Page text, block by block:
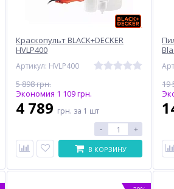
Краскопульт BLACK+DECKER
HVLP400
Артикул: HVLP400
5 898 грн.
Экономия 1 109 грн.
4 789 грн. за 1 шт
- +
В КОРЗИНУ
19